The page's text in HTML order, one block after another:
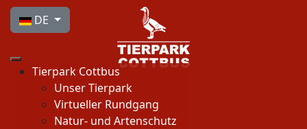
Sprache auswählen
DE
Tierpark Cottbus
Unser Tierpark
Virtueller Rundgang
Natur- und Artenschutz